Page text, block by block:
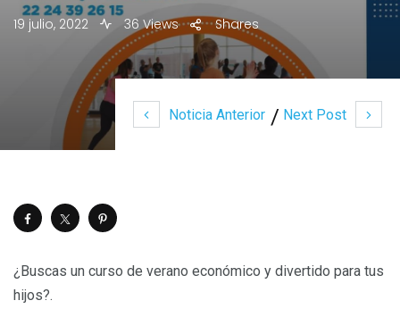
Noticia Anterior Next Post
19 julio, 2022 36 Views Shares
¿Buscas un curso de verano económico y divertido para tus
hijos?.